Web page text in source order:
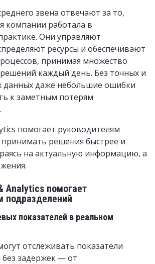
звена отвечают за то,
компании работала в
Они управляют
ресурсы и обеспечивают
принимая множество
каждый день. Без точных и
данных даже небольшие ошибки
к заметным потерям
помогает руководителям
принимать решения быстрее и
на актуальную информацию, а
Analytics помогает
подразделений
показателей в реальном
отслеживать показатели
задержек — от